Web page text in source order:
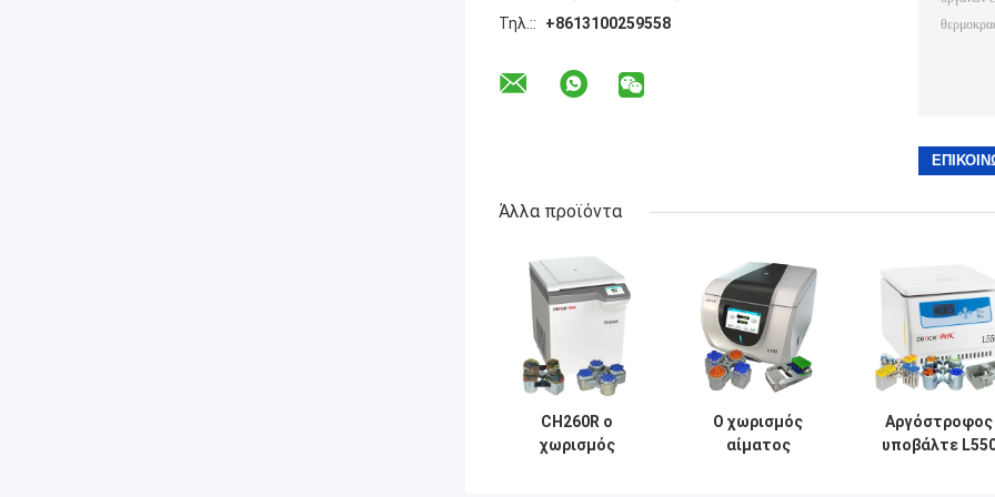
Τηλ.::
+8613100259558
Άλλα προϊόντα
CH260R ο
χωρισμός
Ο χωρισμός
αίματος
Αργόστροφος
υποβάλτε